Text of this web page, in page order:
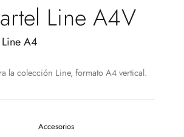
Line A4V
A4
la colección Line, formato A4 vertical.
Accesorios